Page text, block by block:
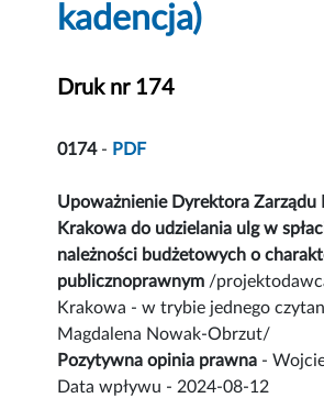
kadencja)
Druk nr 174
0174- PDF
Upoważnienie Dyrektora Zarządu
Krakowa do udzielania ulg w
należności budżetowych o
publicznoprawnym /
Krakowa - w trybie jednego
Magdalena Nowak-Obrzut/
Pozytywna opinia prawna -
Data wpływu - 2024-08-12